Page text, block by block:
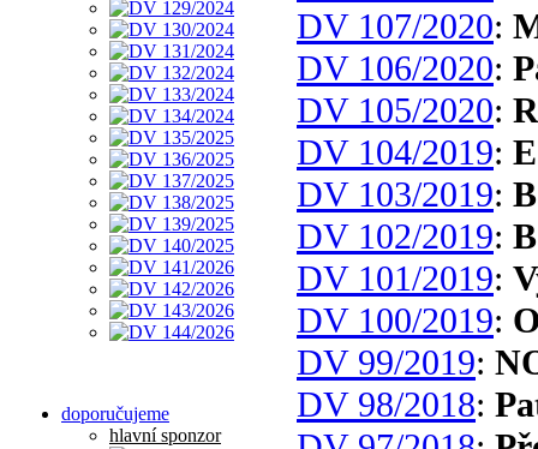
doporučujeme
hlavní sponzor
DV 107/2020:
DV 106/2020:
DV 105/2020:
DV 104/2019:
DV 103/2019:
DV 102/2019:
DV 101/2019:
DV 100/2019:
DV 99/2019:
DV 98/2018: